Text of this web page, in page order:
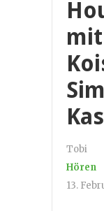
Tobi
Hören
13.